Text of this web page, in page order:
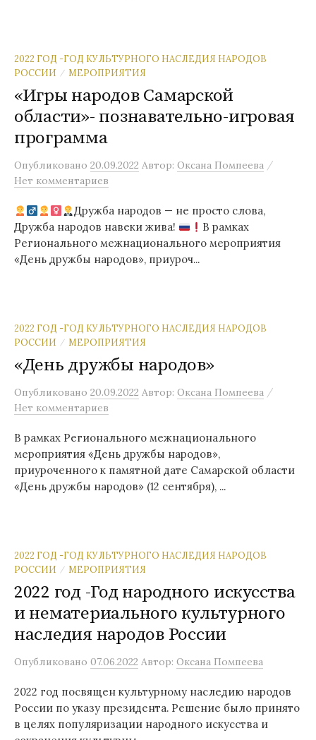
2022 ГОД -ГОД КУЛЬТУРНОГО НАСЛЕДИЯ НАРОДОВ
РОССИИ
/ МЕРОПРИЯТИЯ
«Игры народов Самарской
области»- познавательно-игровая
программа
Опубликовано 20.09.2022 Автор: Оксана Помпеева /
Нет комментариев
Дружба народов — не просто слова,
Дружба народов навеки жива!
В рамках
Регионального межнационального мероприятия
«День дружбы народов», приуроч...
2022 ГОД -ГОД КУЛЬТУРНОГО НАСЛЕДИЯ НАРОДОВ
РОССИИ
/ МЕРОПРИЯТИЯ
«День дружбы народов»
Опубликовано 20.09.2022 Автор: Оксана Помпеева /
Нет комментариев
В рамках Регионального межнационального
мероприятия «День дружбы народов»,
приуроченного к памятной дате Самарской области
«День дружбы народов» (12 сентября), ...
2022 ГОД -ГОД КУЛЬТУРНОГО НАСЛЕДИЯ НАРОДОВ
РОССИИ
/ МЕРОПРИЯТИЯ
2022 год -Год народного искусства
и нематериального культурного
наследия народов России
Опубликовано 07.06.2022 Автор: Оксана Помпеева
2022 год посвящен культурному наследию народов
России по указу президента. Решение было принято
в целях популяризации народного искусства и